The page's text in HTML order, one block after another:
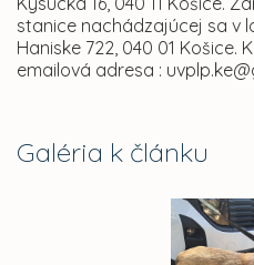
Galéria k článku
stanice nachádzajúcej sa v
Haniske 722, 040 01 Košice.
emailová adresa :